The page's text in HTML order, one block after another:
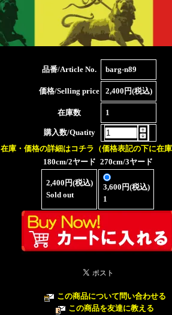
品番/Article No. barg-n89
価格/Selling price 2,400円(税込)
在庫数 1
購入数/Quatity
在庫・価格の詳細はコチラ（価格表記の下に在
180cm/2ヤード 270cm/3ヤード
2,400円(税込)
Sold out
3,600円(税込)
1
この商品について問い合わせる
この商品を友達に教える